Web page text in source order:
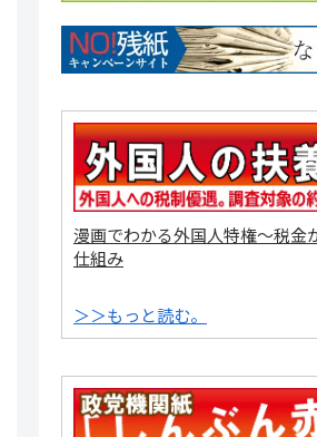
漫画でわかる外国人特権～税金
仕組み
＞＞もっと読む。